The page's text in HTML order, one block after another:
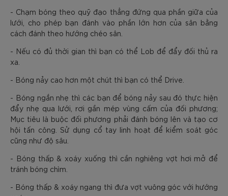
- Chạm bóng theo quỹ đạo thẳng đứng qua phần giữa của
lưới, cho phép bạn đánh vào phần lớn hơn của sân bằng
cách đánh theo hướng chéo sân.
- Nếu có đủ thời gian thì bạn có thể Lob để đẩy đối thủ ra
xa.
- Bóng nảy cao hơn một chút thì bạn có thể Drive.
- Bóng ngắn nhẹ thì các bạn để bóng nảy sau đó thực hiện
đẩy nhẹ qua lưới, rơi gần mép vùng cấm của đối phương;
Mục tiêu là buộc đối phương phải đánh bóng lên và tạo cơ
hội tấn công. Sử dụng cổ tay linh hoạt để kiểm soát góc
cũng như độ sâu.
- Bóng thấp & xoáy xuống thì cần nghiêng vợt hơi mở để
tránh bóng chìm.
- Bóng thấp & xoáy ngang thì đưa vợt vuông góc với hướng